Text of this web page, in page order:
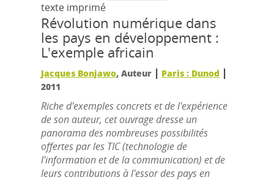
texte imprimé
Révolution numérique dans
les pays en développement :
L'exemple africain
Jacques Bonjawo, Auteur | Paris : Dunod |
2011
Riche d'exemples concrets et de l'expérience
de son auteur, cet ouvrage dresse un
panorama des nombreuses possibilités
offertes par les TIC (technologie de
l'information et de la communication) et de
leurs contributions à l'essor des pays en